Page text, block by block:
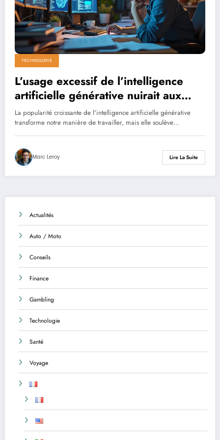
TECHNOLOGIE
L’usage excessif de l’intelligence
artificielle générative nuirait aux
compétences essentielles de pensée
critique
La popularité croissante de l'intelligence artificielle générative
transforme notre manière de travailler, mais elle soulève…
Marc Leroy Lire La Suite
Actualités
Auto / Moto
Conseils
Finance
Gambling
Technologie
Santé
Voyage